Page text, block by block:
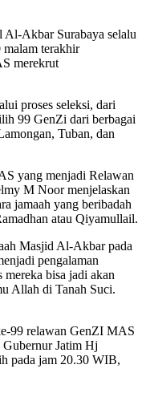
Al-Akbar Surabaya selalu
malam terakhir
merekrut
proses seleksi, dari
99 GenZi dari berbagai
Tuban, dan
yang menjadi Relawan
M Noor menjelaskan
jamaah yang beribadah
atau Qiyamullail.
Masjid Al-Akbar pada
pengalaman
mereka bisa jadi akan
Allah di Tanah Suci.
99 relawan GenZI MAS
Jatim Hj
pada jam 20.30 WIB,